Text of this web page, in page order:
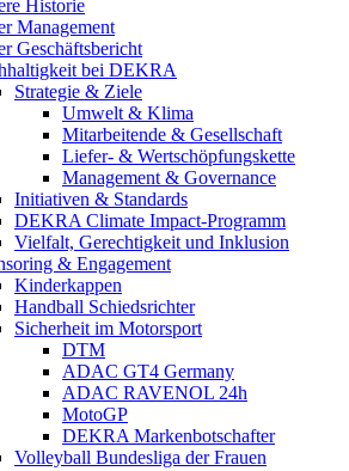
Historie
Management
Geschäftsbericht
bei DEKRA
Strategie & Ziele
Umwelt & Klima
Mitarbeitende & Gesellschaft
Liefer- & Wertschöpfungskette
Management & Governance
Initiativen & Standards
DEKRA Climate Impact-Programm
Vielfalt, Gerechtigkeit und Inklusion​
& Engagement
Kinderkappen
Handball Schiedsrichter
Sicherheit im Motorsport
DTM
ADAC GT4 Germany
ADAC RAVENOL 24h
MotoGP
DEKRA Markenbotschafter
Volleyball Bundesliga der Frauen